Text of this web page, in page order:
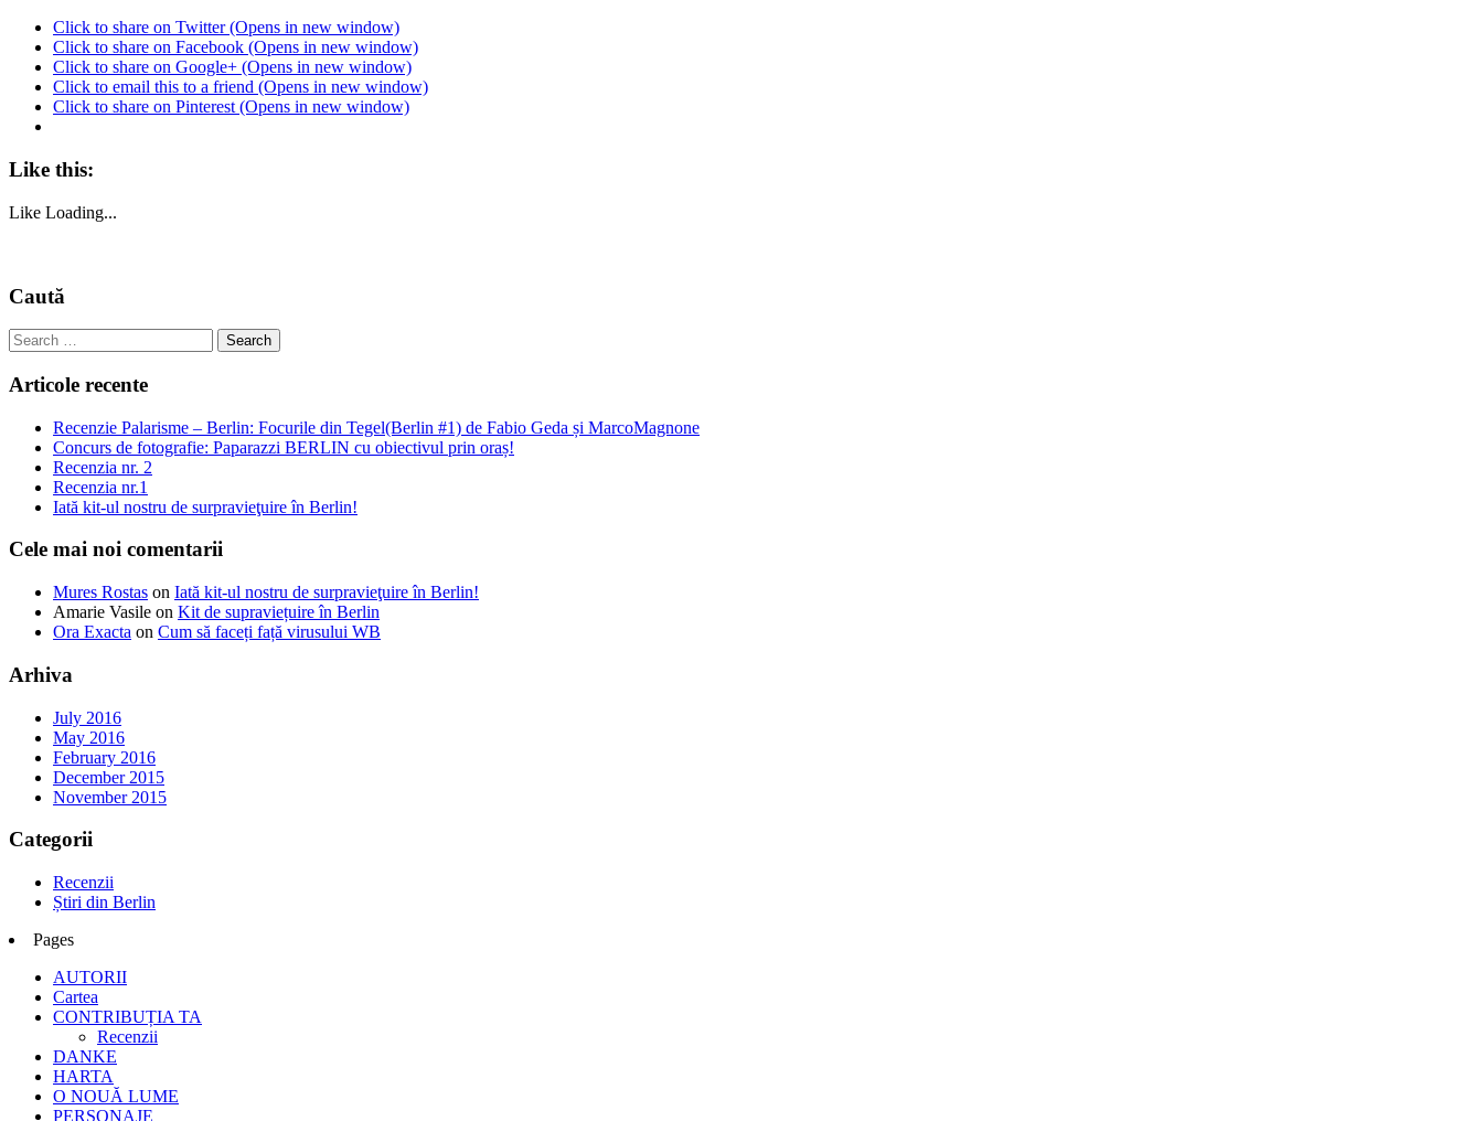
Click to share on Twitter (Opens in new window)
Click to share on Facebook (Opens in new window)
Click to share on Google+ (Opens in new window)
Click to email this to a friend (Opens in new window)
Click to share on Pinterest (Opens in new window)
Like this:
Like Loading...
Caută
Articole recente
Recenzie Palarisme – Berlin: Focurile din Tegel(Berlin #1) de Fabio Geda și MarcoMagnone
Concurs de fotografie: Paparazzi BERLIN cu obiectivul prin oraș!
Recenzia nr. 2
Recenzia nr.1
Iată kit-ul nostru de surpravieţuire în Berlin!
Cele mai noi comentarii
Mures Rostas on Iată kit-ul nostru de surpravieţuire în Berlin!
Amarie Vasile on Kit de supraviețuire în Berlin
Ora Exacta on Cum să faceți față virusului WB
Arhiva
July 2016
May 2016
February 2016
December 2015
November 2015
Categorii
Recenzii
Știri din Berlin
Pages
AUTORII
Cartea
CONTRIBUȚIA TA
Recenzii
DANKE
HARTA
O NOUĂ LUME
PERSONAJE